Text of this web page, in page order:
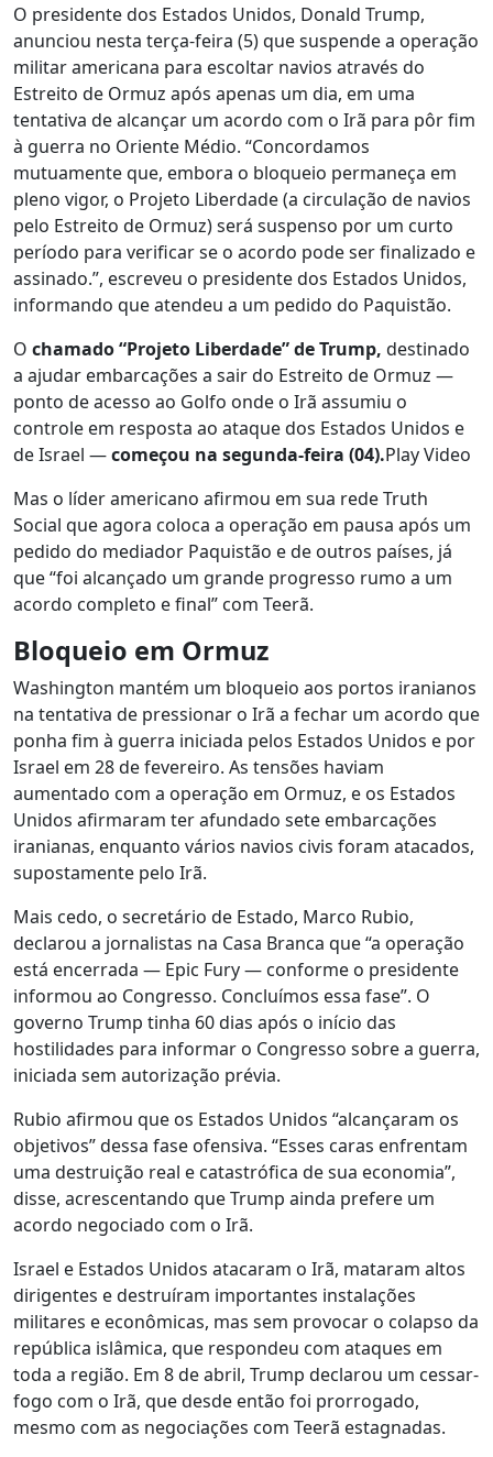
O presidente dos Estados Unidos, Donald Trump,
anunciou nesta terça-feira (5) que suspende a operação
militar americana para escoltar navios através do
Estreito de Ormuz após apenas um dia, em uma
tentativa de alcançar um acordo com o Irã para pôr fim
à guerra no Oriente Médio. “Concordamos
mutuamente que, embora o bloqueio permaneça em
pleno vigor, o Projeto Liberdade (a circulação de navios
pelo Estreito de Ormuz) será suspenso por um curto
período para verificar se o acordo pode ser finalizado e
assinado.”, escreveu o presidente dos Estados Unidos,
informando que atendeu a um pedido do Paquistão.
O chamado “Projeto Liberdade” de Trump, destinado
a ajudar embarcações a sair do Estreito de Ormuz —
ponto de acesso ao Golfo onde o Irã assumiu o
controle em resposta ao ataque dos Estados Unidos e
de Israel —começou na segunda-feira (04).Play Video
Mas o líder americano afirmou em sua rede Truth
Social que agora coloca a operação em pausa após um
pedido do mediador Paquistão e de outros países, já
que “foi alcançado um grande progresso rumo a um
acordo completo e final” com Teerã.
Bloqueio em Ormuz
Washington mantém um bloqueio aos portos iranianos
na tentativa de pressionar o Irã a fechar um acordo que
ponha fim à guerra iniciada pelos Estados Unidos e por
Israel em 28 de fevereiro. As tensões haviam
aumentado com a operação em Ormuz, e os Estados
Unidos afirmaram ter afundado sete embarcações
iranianas, enquanto vários navios civis foram atacados,
supostamente pelo Irã.
Mais cedo, o secretário de Estado, Marco Rubio,
declarou a jornalistas na Casa Branca que “a operação
está encerrada — Epic Fury — conforme o presidente
informou ao Congresso. Concluímos essa fase”. O
governo Trump tinha 60 dias após o início das
hostilidades para informar o Congresso sobre a guerra,
iniciada sem autorização prévia.
Rubio afirmou que os Estados Unidos “alcançaram os
objetivos” dessa fase ofensiva. “Esses caras enfrentam
uma destruição real e catastrófica de sua economia”,
disse, acrescentando que Trump ainda prefere um
acordo negociado com o Irã.
Israel e Estados Unidos atacaram o Irã, mataram altos
dirigentes e destruíram importantes instalações
militares e econômicas, mas sem provocar o colapso da
república islâmica, que respondeu com ataques em
toda a região. Em 8 de abril, Trump declarou um cessar-
fogo com o Irã, que desde então foi prorrogado,
mesmo com as negociações com Teerã estagnadas.